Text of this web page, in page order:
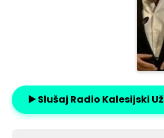
▶️ Slušaj Radio Kalesijski